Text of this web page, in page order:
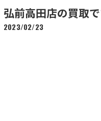
弘前高田店の買取で
2023/02/23